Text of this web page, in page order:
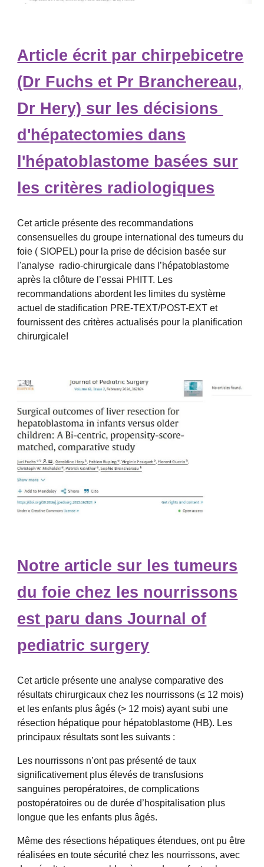
Article écrit par chirpebicetre
(Dr Fuchs et Pr Branchereau,
Dr Hery) sur les décisions
d'hépatectomies dans
l'hépatoblastome basées sur
les critères radiologiques
Cet article présente des recommandations
consensuelles du groupe international des tumeurs du
foie ( SIOPEL) pour la prise de décision basée sur
l'analyse radio-chirurgicale dans l’hépatoblastome
après la clôture de l’essai PHITT. Les
recommandations abordent les limites du système
actuel de stadification PRE-TEXT/POST-EXT et
fournissent des critères actualisés pour la planification
chirurgicale!
Notre article sur les tumeurs
du foie chez les nourrissons
est paru dans Journal of
pediatric surgery
Cet article présente une analyse comparative des
résultats chirurgicaux chez les nourrissons (≤ 12 mois)
et les enfants plus âgés (> 12 mois) ayant subi une
résection hépatique pour hépatoblastome (HB). Les
principaux résultats sont les suivants :
Les nourrissons n’ont pas présenté de taux
significativement plus élevés de transfusions
sanguines peropératoires, de complications
postopératoires ou de durée d’hospitalisation plus
longue que les enfants plus âgés.
Même des résections hépatiques étendues, ont pu être
réalisées en toute sécurité chez les nourrissons, avec